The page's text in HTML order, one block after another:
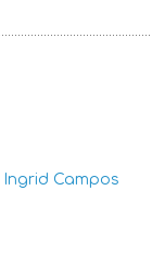
Ingrid Campos